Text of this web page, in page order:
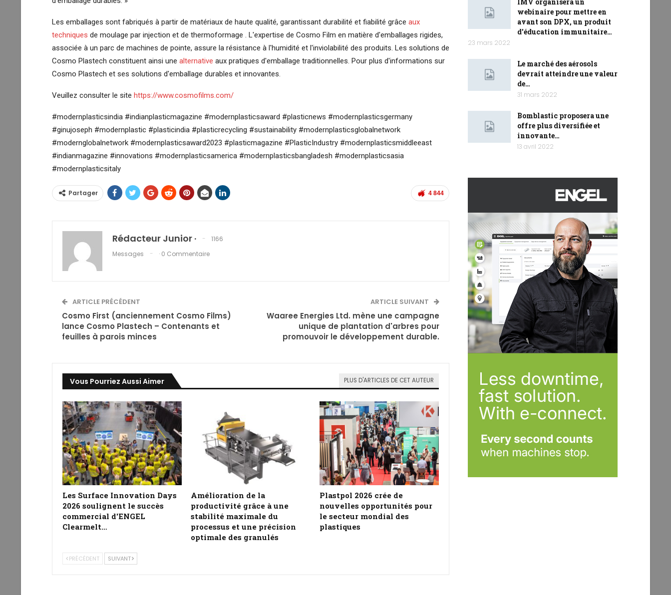
Les emballages sont fabriqués à partir de matériaux de haute qualité, garantissant durabilité et fiabilité grâce aux
techniques de moulage par injection et de thermoformage . L'expertise de Cosmo Film en matière d'emballages rigides,
associée à un parc de machines de pointe, assure la résistance à l'humidité et l'inviolabilité des produits. Les solutions de
Cosmo Plastech constituent ainsi une alternative aux pratiques d'emballage traditionnelles. Pour plus d'informations sur
Cosmo Plastech et ses solutions d'emballage durables et innovantes.
Veuillez consulter le site https://www.cosmofilms.com/
#modernplasticsindia #indianplasticmagazine #modernplasticsaward #plasticnews #modernplasticsgermany
#ginujoseph #modernplastic #plasticindia #plasticrecycling #sustainability #modernplasticsglobalnetwork
#modernglobalnetwork #modernplasticsaward2023 #plasticmagazine #PlasticIndustry #modernplasticsmiddleeast
#indianmagazine #innovations #modernplasticsamerica #modernplasticsbangladesh #modernplasticsasia
#modernplasticsitaly
4 844
Partager
Rédacteur Junior ·
1166
Messages
· 0 Commentaire
ARTICLE PRÉCÉDENT
Cosmo First (anciennement Cosmo Films)
lance Cosmo Plastech – Contenants et
feuilles à parois minces
ARTICLE SUIVANT
Waaree Energies Ltd. mène une campagne
unique de plantation d'arbres pour
promouvoir le développement durable.
Vous Pourriez Aussi Aimer PLUS D'ARTICLES DE CET AUTEUR
Les Surface Innovation Days
2026 soulignent le succès
commercial d'ENGEL
Clearmelt…
Amélioration de la
productivité grâce à une
stabilité maximale du
processus et une précision
optimale des granulés
Plastpol 2026 crée de
nouvelles opportunités pour
le secteur mondial des
plastiques
PRÉCÉDENT SUIVANT
webinaire pour mettre en
avant son DPX, un produit
d'éducation immunitaire…
23 mars 2022
Le marché des aérosols
devrait atteindre une valeur
de…
31 mars 2022
Bomblastic proposera une
offre plus diversifiée et
innovante…
13 avril 2022